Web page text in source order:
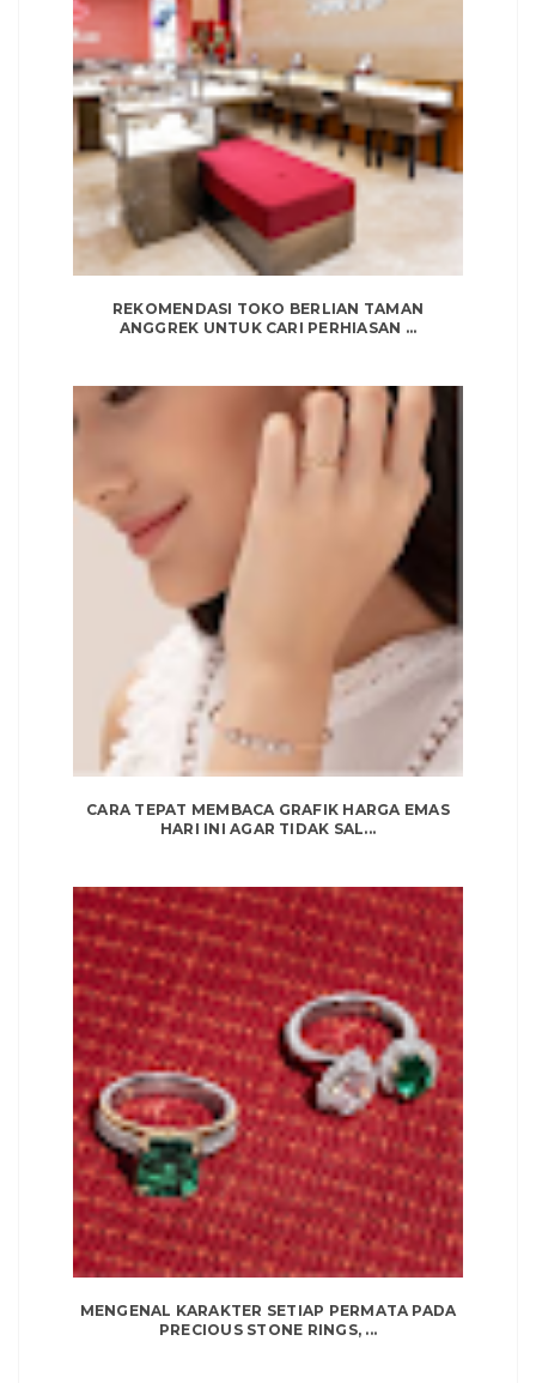
REKOMENDASI TOKO BERLIAN TAMAN
ANGGREK UNTUK CARI PERHIASAN ...
CARA TEPAT MEMBACA GRAFIK HARGA EMAS
HARI INI AGAR TIDAK SAL...
MENGENAL KARAKTER SETIAP PERMATA PADA
PRECIOUS STONE RINGS, ...